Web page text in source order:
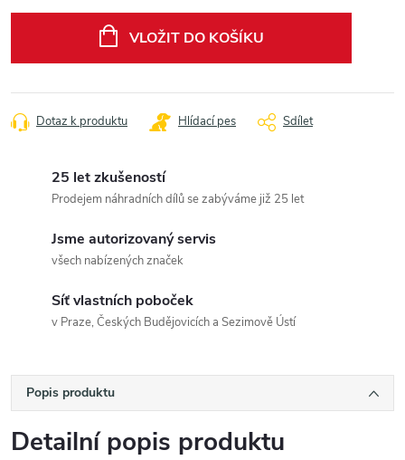
VLOŽIT DO KOŠÍKU
Dotaz k produktu Hlídací pes Sdílet
25 let zkušeností
Prodejem náhradních dílů se zabýváme již 25 let
Jsme autorizovaný servis
všech nabízených značek
Síť vlastních poboček
v Praze, Českých Budějovicích a Sezimově Ústí
Popis produktu
Detailní popis produktu